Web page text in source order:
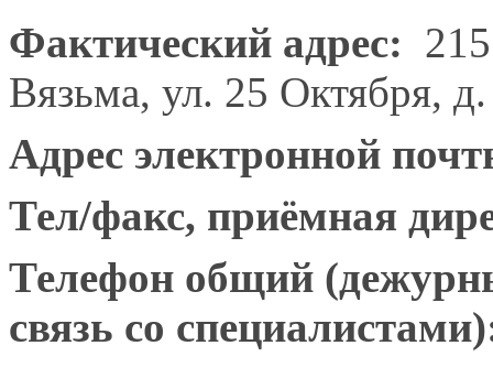
Фактический адрес:
Вязьма, ул. 25 Октября,
Адрес электронной
Тел/факс, приёмная
Телефон общий
связь со